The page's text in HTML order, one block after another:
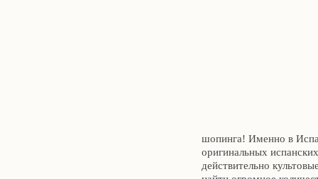
шопинга! Именно в
оригинальных
действительно